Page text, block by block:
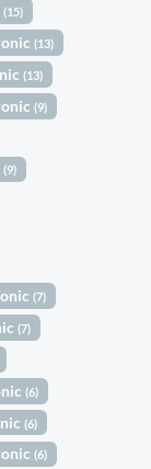
(15)
(13)
(13)
(9)
(9)
(7)
(7)
(6)
(6)
(6)